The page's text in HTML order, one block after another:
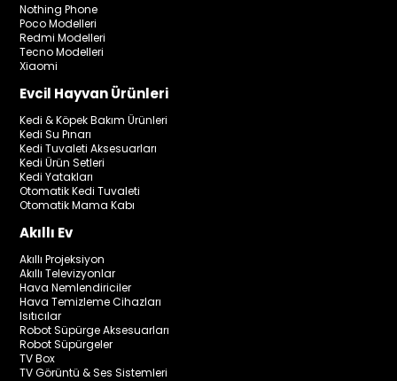
Nothing Phone
Poco Modelleri
Redmi Modelleri
Tecno Modelleri
Xiaomi
Evcil Hayvan Ürünleri
Kedi & Köpek Bakım Ürünleri
Kedi Su Pınarı
Kedi Tuvaleti Aksesuarları
Kedi Ürün Setleri
Kedi Yatakları
Otomatik Kedi Tuvaleti
Otomatik Mama Kabı
Akıllı Ev
Akıllı Projeksiyon
Akıllı Televizyonlar
Hava Nemlendiriciler
Hava Temizleme Cihazları
Isıtıcılar
Robot Süpürge Aksesuarları
Robot Süpürgeler
TV Box
TV Görüntü & Ses Sistemleri